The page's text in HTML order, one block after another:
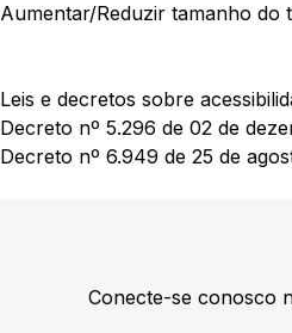
Aumentar/Reduzir tamanho do
Leis e decretos sobre
Decreto nº 5.296 de 02 de
Decreto nº 6.949 de 25 de
Conecte-se conosco